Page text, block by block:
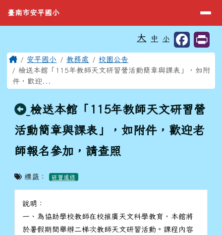
臺南市安平國小
導覽列
臺南市安平國小
⏸
大 中 小
主內容區域
Home安平國小 教務處
校園公告
檢送本館「115年教師天文研習營活動簡章與課表」，如附
件，歡迎...
回上頁
檢送本館「115年教師天文研習營
活動簡章與課表」，如附件，歡迎老
師報名參加，請查照
標籤： 研習進修
說明：
一、為協助學校教師在校推廣天文科學教育，本館將
於暑假期間舉辦二梯次教師天文研習活動。課程內容
頁尾區域